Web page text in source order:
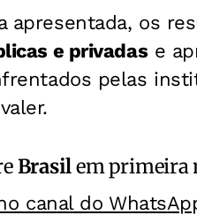
apresentada, os
e privadas e
pelas
Brasilem primeira
canal do